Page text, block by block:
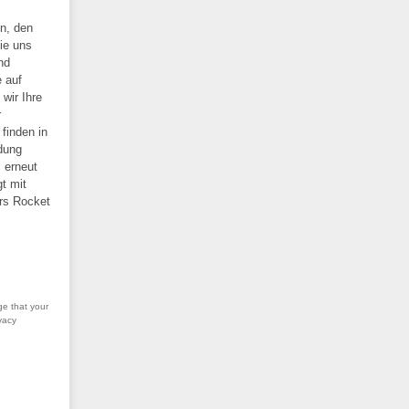
den
uns
auf
Ihre
in
erneut
mit
Rocket
that your